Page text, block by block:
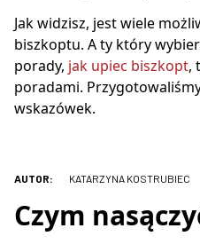
Jak widzisz, jest wiele
biszkoptu. A ty który
porady, jak upiec biszkopt,
poradami.
wskazówek.
AUTOR: KATARZYNA KOSTRUBIEC
Czym